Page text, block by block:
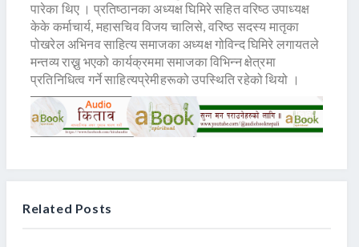
पारेका थिए । प्रतिष्ठानका अध्यक्ष घिमिरे सहित वरिष्ठ उपाध्यक्ष
केके कर्माचार्य, महासचिव विजय चालिसे, वरिष्ठ सदस्य मातृका
पोखरेल अभिनव साहित्य समाजका अध्यक्ष गोविन्द घिमिरे लगायतले
मन्तव्य राख्नु भएको कार्यक्रममा समाजका विभिन्न क्षेत्रमा
प्रतिनिधित्व गर्ने साहित्यप्रेमीहरूको उपस्थिति रहेको थियो ।
Related Posts